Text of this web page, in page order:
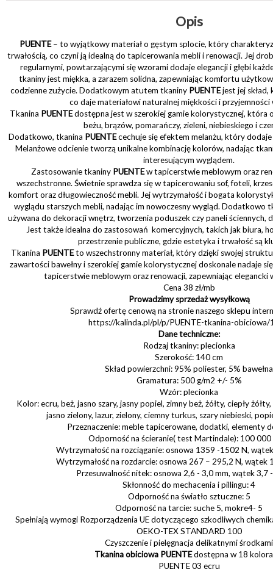
Opis
PUENTE– to wyjątkowy materiał o gęstym splocie, który
trwałością, co czyni ją idealną do tapicerowania mebli i renowacji. Jej
regularnymi, powtarzającymi się wzorami dodaje elegancji i głębi
tkaniny jest miękka, a zarazem solidna, zapewniając komfortu
codzienne zużycie. Dodatkowym atutem tkaniny PUENTEjest jej skład,
co daje materiałowi naturalnej miękkości i
Tkanina PUENTEdostępna jest w szerokiej gamie kolorystycznej, która
beżu, brązów, pomarańczy, zieleni, niebieskiego i
Dodatkowo, tkanina PUENTEcechuje się efektem melanżu, który dodaje
Melanżowe odcienie tworzą unikalne kombinację kolorów, nadając
interesującym wyglądem.
Zastosowanie tkaniny PUENTEw tapicerstwie meblowym oraz
wszechstronne. Świetnie sprawdza się w tapicerowaniu sof, foteli,
komfort oraz długowieczność mebli. Jej wytrzymałość i bogata
wyglądu starszych mebli, nadając im nowoczesny wygląd. Dodatkowo
używana do dekoracji wnętrz, tworzenia poduszek czy paneli ściennych,
Jest także idealna do zastosowań komercyjnych, takich jak biura,
przestrzenie publiczne, gdzie estetyka i trwałość są
Tkanina PUENTEto wszechstronny materiał, który dzięki swojej
zawartości bawełny i szerokiej gamie kolorystycznej doskonale nadaje
tapicerstwie meblowym oraz renowacji, zapewniając elegancki
Cena 38 zł/mb
Prowadzimy sprzedaż wysyłkową
Sprawdź ofertę cenową na stronie naszego sklepu
https://kalinda.pl/pl/p/PUENTE-tkanina-obiciowa/
Dane techniczne:
Rodzaj tkaniny: plecionka
Szerokość: 140 cm
Skład powierzchni: 95% poliester, 5% bawełna
Gramatura: 500 g/m2 +/- 5%
Wzór: plecionka
Kolor: ecru, beż, jasno szary, jasny popiel, zimny beż, żółty, ciepły
jasno zielony, lazur, zielony, ciemny turkus, szary niebieski,
Przeznaczenie: meble tapicerowane, dodatki, elementy
Odporność na ścieranie( test Martindale): 100 000
Wytrzymałość na rozciąganie: osnowa 1359 -1502 N,
Wytrzymałość na rozdarcie: osnowa 267 – 295,2 N, wątek
Przesuwalność nitek: osnowa 2,6 - 3,0 mm, wątek 3,7
Skłonność do mechacenia i pillingu: 4
Odporność na światło sztuczne: 5
Odporność na tarcie: suche 5, mokre4- 5
Spełniają wymogi Rozporządzenia UE dotyczącego szkodliwych
OEKO-TEX STANDARD 100
Czyszczenie i pielęgnacja delikatnymi środkami
Tkanina obiciowa PUENTEdostępna w 18
PUENTE 03 ecru